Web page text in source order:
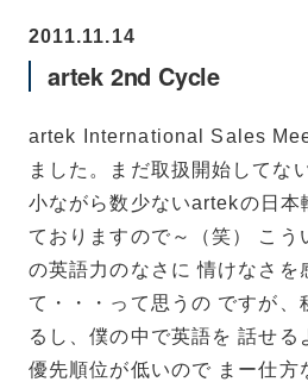
2011.11.14
artek 2nd Cycle
artek International Sales
ました。まだ取扱開始してな
小ながら数少ないartekの日本
ておりますので～（笑）
こう
の英語力のなさに 情けなさを
て・・・って思うの ですが、
るし、僕の中で英語を 話せる
優先順位が低いので まー仕方